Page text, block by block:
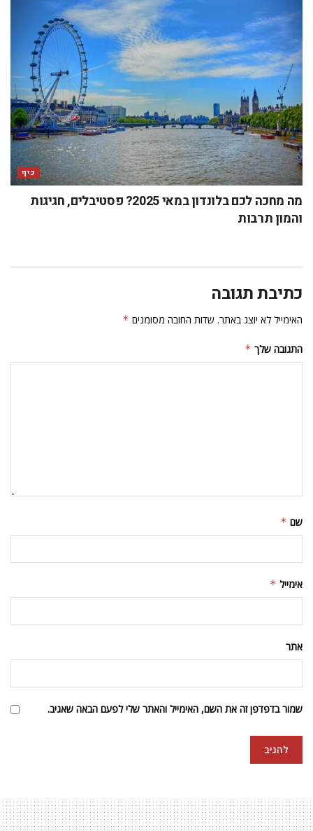
כיף
מה מחכה לכם בלונדון במאי 2025? פסטיבלים, חגיגות
והמון תרבות
כתיבת תגובה
האימייל לא יוצג באתר. שדות החובה מסומנים *
התגובה שלך *
שם *
אימייל *
אתר
שמור בדפדפן זה את השם, האימייל והאתר שלי לפעם הבאה שאגיב.